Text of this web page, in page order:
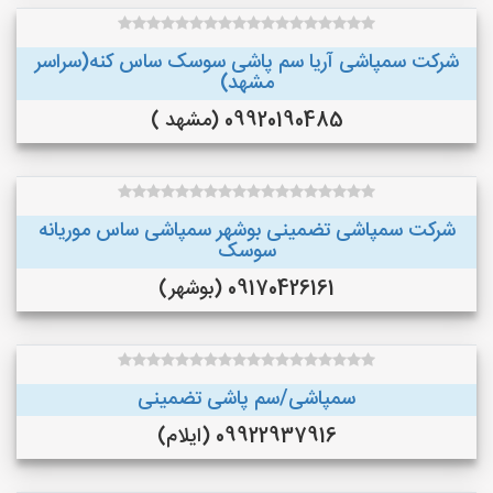
شرکت سمپاشی آریا سم پاشی سوسک ساس کنه(سراسر
مشهد)
09920190485 (مشهد )
شرکت سمپاشی تضمینی بوشهر سمپاشی ساس موریانه
سوسک
09170426161 (بوشهر)
سمپاشی/سم پاشی تضمینی
09922937916 (ایلام)